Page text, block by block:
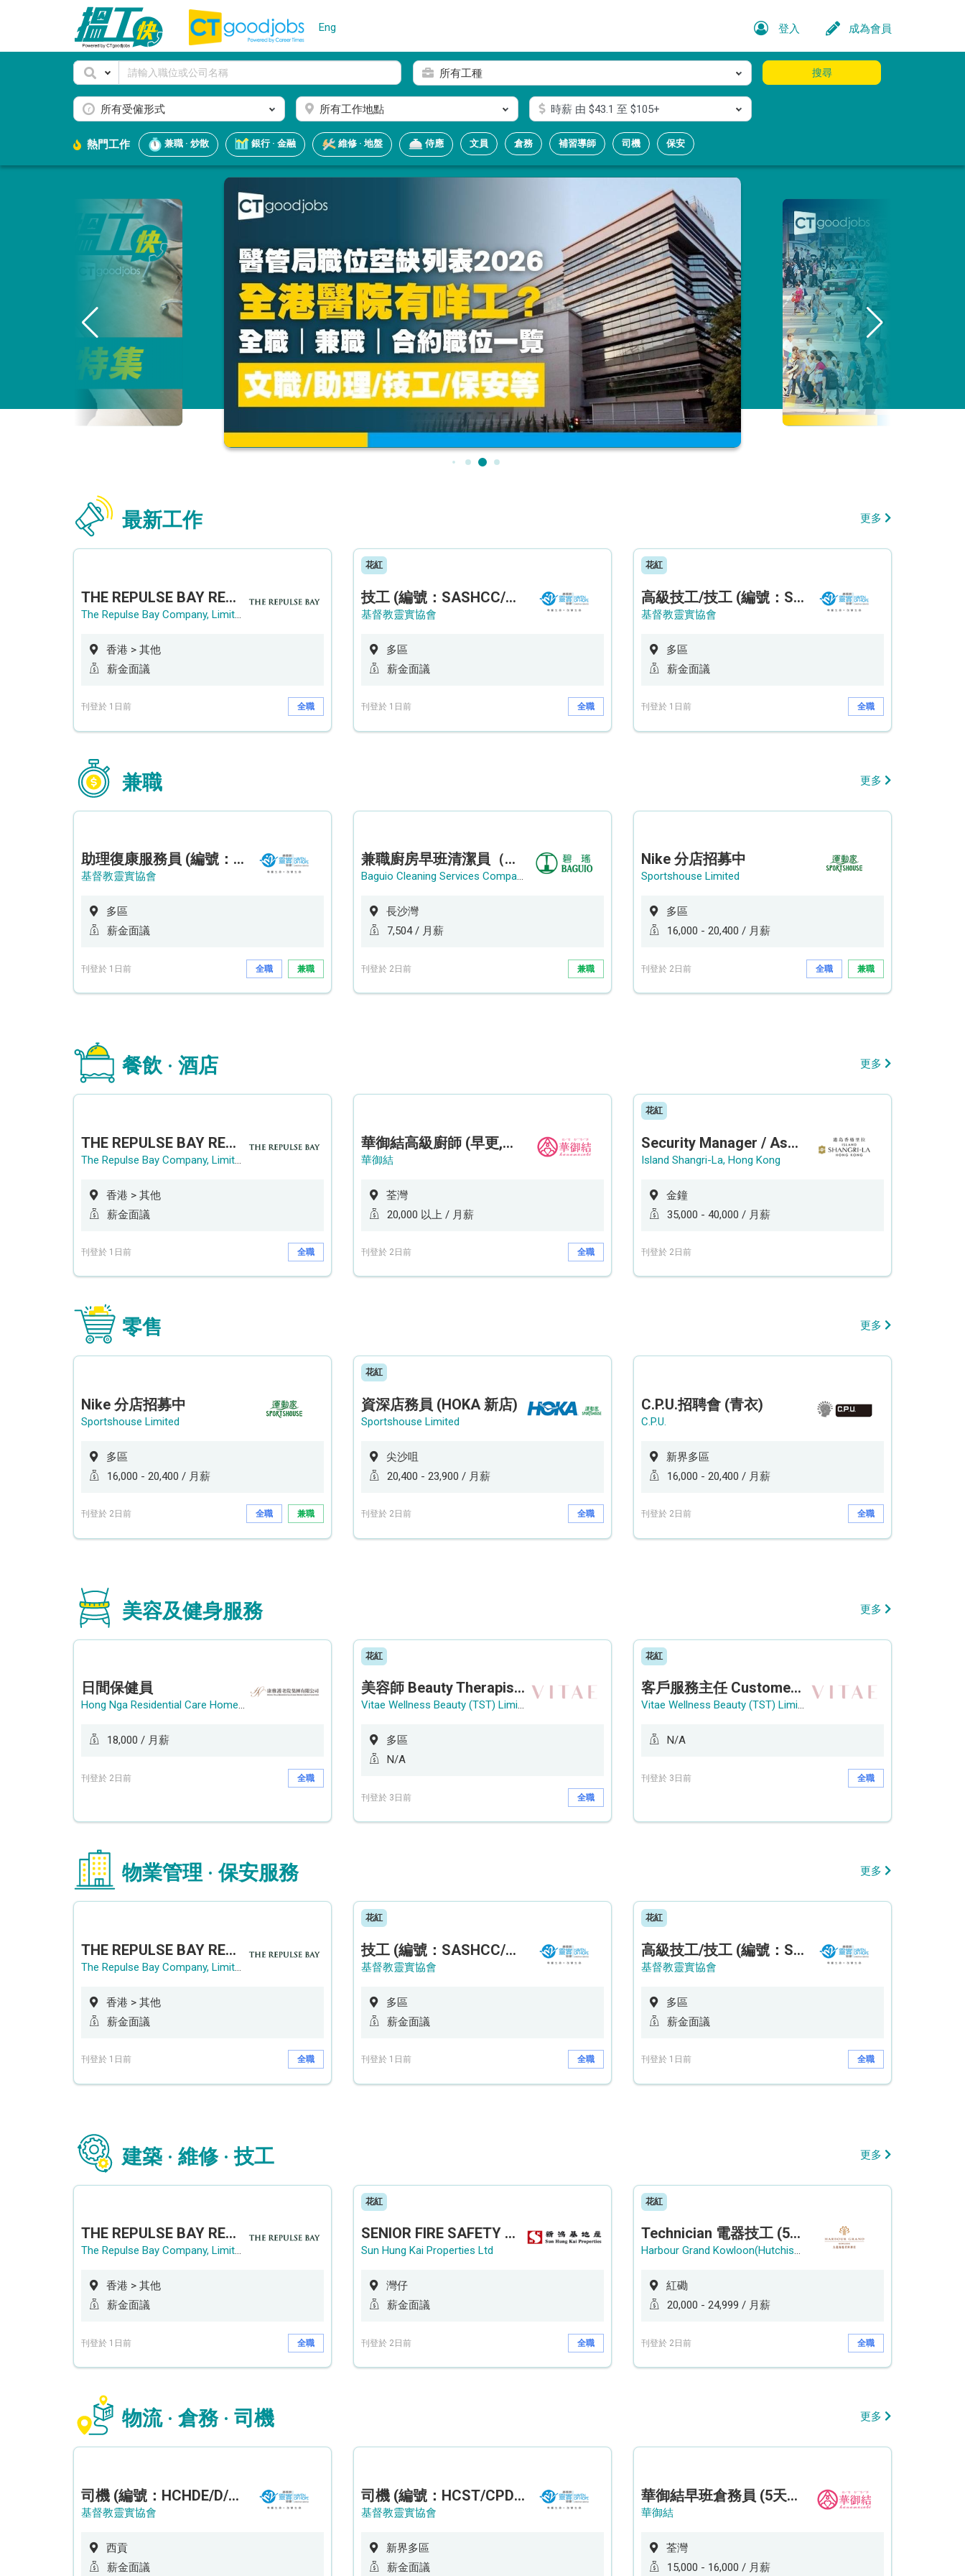
Eng 登入 成為會員
所有工種
所有受僱形式 所有工作地點 時薪由 $43.1 至 $105+
搜尋
熱門工作 兼職 · 炒散 銀行 · 金融 維修 · 地盤 侍應 文員 倉務 補習導師 司機 保安
最新工作 更多
THE REPULSE BAY RECRUITMENT DAY 淺水灣影灣園人才招聘會
The Repulse Bay Company, Limited
香港 > 其他
薪金面議
刊登於 1日前 全職
花紅
技工 (編號：SASHCC/A/CTE)
基督教靈實協會
多區
薪金面議
刊登於 1日前 全職
花紅
高級技工/技工 (編號：SSO/FM/A/CTE)
基督教靈實協會
多區
薪金面議
刊登於 1日前 全職
兼職 更多
助理復康服務員 (編號：RSD/ARSW/CTE)
基督教靈實協會
多區
薪金面議
刊登於 1日前 全職 兼職
兼職廚房早班清潔員（長沙灣）
Baguio Cleaning Services Company Limited
長沙灣
7,504 / 月薪
刊登於 2日前 兼職
Nike 分店招募中
Sportshouse Limited
多區
16,000 - 20,400 / 月薪
刊登於 2日前 全職 兼職
餐飲 · 酒店 更多
THE REPULSE BAY RECRUITMENT DAY 淺水灣影灣園人才招聘會
The Repulse Bay Company, Limited
香港 > 其他
薪金面議
刊登於 1日前 全職
華御結高級廚師 (早更,中央廚房)*底薪可達20k* (5天工作週)
華御結
荃灣
20,000 以上 / 月薪
刊登於 2日前 全職
花紅
Security Manager / Assistant Security Manager
Island Shangri-La, Hong Kong
金鐘
35,000 - 40,000 / 月薪
刊登於 2日前
零售 更多
Nike 分店招募中
Sportshouse Limited
多區
16,000 - 20,400 / 月薪
刊登於 2日前 全職 兼職
花紅
資深店務員 (HOKA 新店)
Sportshouse Limited
尖沙咀
20,400 - 23,900 / 月薪
刊登於 2日前 全職
C.P.U.招聘會 (青衣)
C.P.U.
新界多區
16,000 - 20,400 / 月薪
刊登於 2日前 全職
美容及健身服務 更多
日間保健員
Hong Nga Residential Care Home Group Limited
18,000 / 月薪
刊登於 2日前 全職
花紅
美容師 Beauty Therapist (銅鑼灣 / 尖沙咀)
Vitae Wellness Beauty (TST) Limited
多區
N/A
刊登於 3日前 全職
花紅
客戶服務主任 Customer Service Officer (銅鑼灣)
Vitae Wellness Beauty (TST) Limited
N/A
刊登於 3日前 全職
物業管理 · 保安服務 更多
THE REPULSE BAY RECRUITMENT DAY 淺水灣影灣園人才招聘會
The Repulse Bay Company, Limited
香港 > 其他
薪金面議
刊登於 1日前 全職
花紅
技工 (編號：SASHCC/A/CTE)
基督教靈實協會
多區
薪金面議
刊登於 1日前 全職
花紅
高級技工/技工 (編號：SSO/FM/A/CTE)
基督教靈實協會
多區
薪金面議
刊登於 1日前 全職
建築 · 維修 · 技工 更多
THE REPULSE BAY RECRUITMENT DAY 淺水灣影灣園人才招聘會
The Repulse Bay Company, Limited
香港 > 其他
薪金面議
刊登於 1日前 全職
花紅
SENIOR FIRE SAFETY OFFICER / FIRE SAFETY OFFICER
Sun Hung Kai Properties Ltd
灣仔
薪金面議
刊登於 2日前 全職
花紅
Technician 電器技工 (5-Day Work Week)
Harbour Grand Kowloon(Hutchison Hotel Hong Kong Limited)
紅磡
20,000 - 24,999 / 月薪
刊登於 2日前 全職
物流 · 倉務 · 司機 更多
司機 (編號：HCHDE/D/CTE)
基督教靈實協會
西貢
薪金面議
司機 (編號：HCST/CPD/CTE)
基督教靈實協會
新界多區
薪金面議
華御結早班倉務員 (5天工作週)
華御結
荃灣
15,000 - 16,000 / 月薪